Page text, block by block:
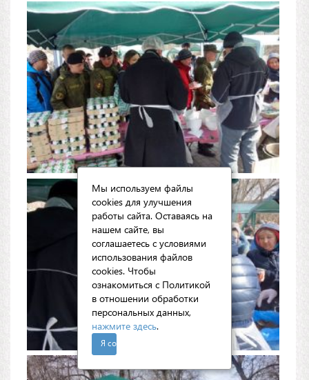
Мы используем файлы
cookies для улучшения
работы сайта. Оставаясь на
нашем сайте, вы
соглашаетесь с условиями
использования файлов
cookies. Чтобы
ознакомиться с Политикой
в отношении обработки
персональных данных,
нажмите здесь.
Я согласен